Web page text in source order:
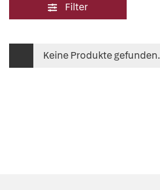
Filter
Keine Produkte gefunden.